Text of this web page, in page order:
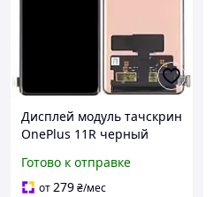
Дисплей модуль тачскрин
OnePlus 11R черный
TianMa R2
Готово к отправке
от279₴/мес